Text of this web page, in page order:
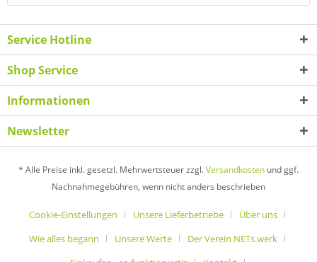
Service Hotline
Shop Service
Informationen
Newsletter
* Alle Preise inkl. gesetzl. Mehrwertsteuer zzgl.Versandkosten und ggf.
Nachnahmegebühren, wenn nicht anders beschrieben
Cookie-Einstellungen Unsere Lieferbetriebe
Über uns
Wie alles begann
Unsere Werte
Der Verein NETs.werk